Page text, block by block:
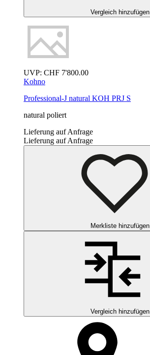
Vergleich hinzufügen
UVP: CHF 7'800.00
Kohno
Professional-J natural KOH PRJ S
natural poliert
Lieferung auf Anfrage
Lieferung auf Anfrage
Merkliste hinzufügen
Vergleich hinzufügen